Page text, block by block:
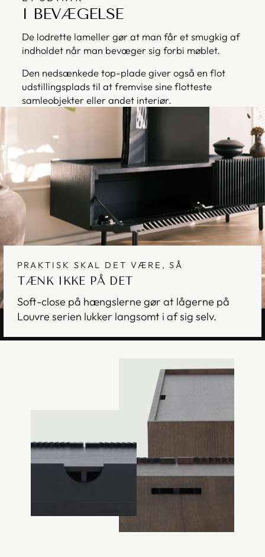
I BEVÆGELSE
De lodrette lameller gør at man får et smugkig af
indholdet når man bevæger sig forbi møblet.
Den nedsænkede top-plade giver også en flot
udstillingsplads til at fremvise sine flotteste
samleobjekter eller andet interiør.
PRAKTISK SKAL DET VÆRE, SÅ
TÆNK IKKE PÅ DET
Soft-close på hængslerne gør at lågerne på
Louvre serien lukker langsomt i af sig selv.